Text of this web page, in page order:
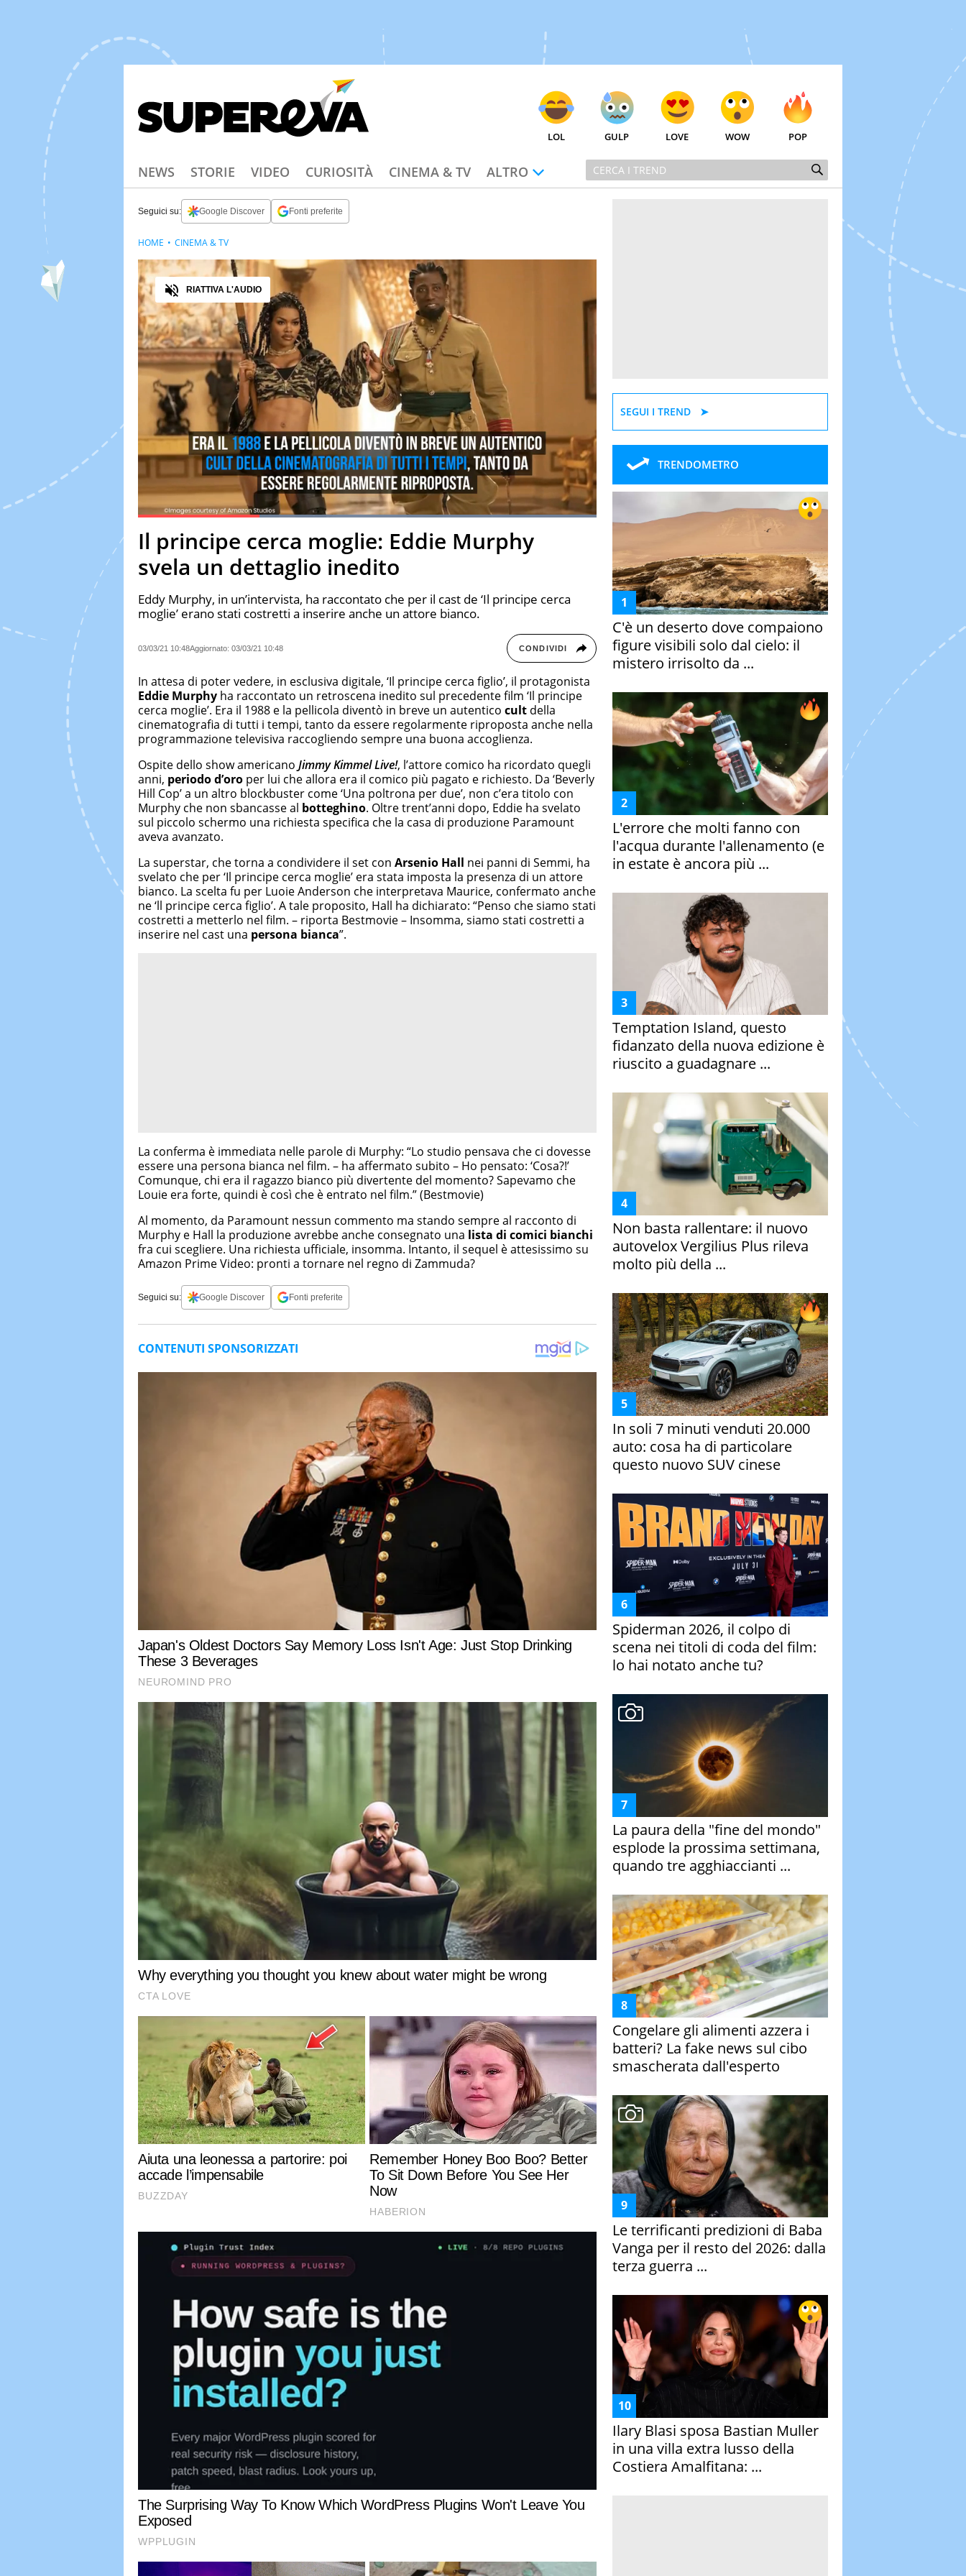
LOL GULP LOVE WOW POP
NEWS STORIE VIDEO CURIOSITÀ CINEMA & TV ALTRO
Seguici su: Google Discover Fonti preferite
PauseUnmuteCurrent Time
0:19
Loaded:100.00%
Fullscreen
Audio
RIATTIVA L'AUDIO
Il principe cerca moglie: Eddie Murphy
svela un dettaglio inedito
Eddy Murphy, in un’intervista, ha raccontato che per il cast de ‘Il principe cerca
moglie’ erano stati costretti a inserire anche un attore bianco.
03/03/21 10:48Aggiornato: 03/03/21 10:48 CONDIVIDI
HOME CINEMA & TV
In attesa di poter vedere, in esclusiva digitale, ‘Il principe cerca figlio’, il protagonista
Eddie Murphy ha raccontato un retroscena inedito sul precedente film ‘Il principe
cerca moglie’. Era il 1988 e la pellicola diventò in breve un autentico cult della
cinematografia di tutti i tempi, tanto da essere regolarmente riproposta anche nella
programmazione televisiva raccogliendo sempre una buona accoglienza.
Ospite dello show americano Jimmy Kimmel Live!, l’attore comico ha ricordato quegli
anni, periodo d’oro per lui che allora era il comico più pagato e richiesto. Da ‘Beverly
Hill Cop’ a un altro blockbuster come ‘Una poltrona per due’, non c’era titolo con
Murphy che non sbancasse al botteghino. Oltre trent’anni dopo, Eddie ha svelato
sul piccolo schermo una richiesta specifica che la casa di produzione Paramount
aveva avanzato.
La superstar, che torna a condividere il set con Arsenio Hall nei panni di Semmi, ha
svelato che per ‘Il principe cerca moglie’ era stata imposta la presenza di un attore
bianco. La scelta fu per Luoie Anderson che interpretava Maurice, confermato anche
ne ‘ll principe cerca figlio’. A tale proposito, Hall ha dichiarato: “Penso che siamo stati
costretti a metterlo nel film. – riporta Bestmovie – Insomma, siamo stati costretti a
inserire nel cast una persona bianca”.
La conferma è immediata nelle parole di Murphy: “Lo studio pensava che ci dovesse
essere una persona bianca nel film. – ha affermato subito – Ho pensato: ‘Cosa?!’
Comunque, chi era il ragazzo bianco più divertente del momento? Sapevamo che
Louie era forte, quindi è così che è entrato nel film.” (Bestmovie)
Al momento, da Paramount nessun commento ma stando sempre al racconto di
Murphy e Hall la produzione avrebbe anche consegnato una lista di comici bianchi
fra cui scegliere. Una richiesta ufficiale, insomma. Intanto, il sequel è attesissimo su
Amazon Prime Video: pronti a tornare nel regno di Zammuda?
Seguici su: Google Discover Fonti preferite
SEGUI I TREND
TRENDOMETRO
C'è un deserto dove compaiono
figure visibili solo dal cielo: il
mistero irrisolto da ...
L'errore che molti fanno con
l'acqua durante l'allenamento (e
in estate è ancora più ...
Temptation Island, questo
fidanzato della nuova edizione è
riuscito a guadagnare ...
Non basta rallentare: il nuovo
autovelox Vergilius Plus rileva
molto più della ...
In soli 7 minuti venduti 20.000
auto: cosa ha di particolare
questo nuovo SUV cinese
Spiderman 2026, il colpo di
scena nei titoli di coda del film:
lo hai notato anche tu?
La paura della "fine del mondo"
esplode la prossima settimana,
quando tre agghiaccianti ...
Congelare gli alimenti azzera i
batteri? La fake news sul cibo
smascherata dall'esperto
Le terrificanti predizioni di Baba
Vanga per il resto del 2026: dalla
terza guerra ...
Ilary Blasi sposa Bastian Muller
in una villa extra lusso della
Costiera Amalfitana: ...